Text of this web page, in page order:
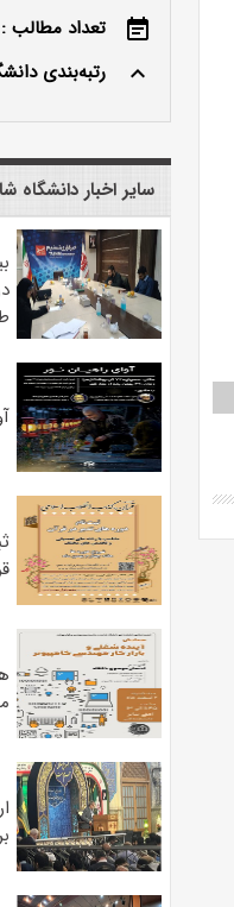
event_note
تعداد مطالب : 491
keyboard_arrow_up
رتبه‌بندی
سایر اخبار دانشگاه